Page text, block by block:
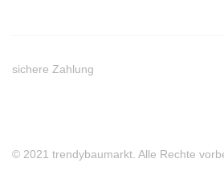
© 2021 trendybaumarkt. Alle Rechte
sichere Zahlung